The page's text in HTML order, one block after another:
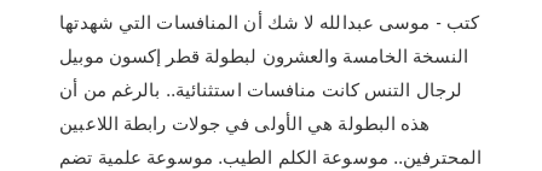
كتب - موسى عبدالله لا شك أن المنافسات التي شهدتها
النسخة الخامسة والعشرون لبطولة قطر إكسون موبيل
لرجال التنس كانت منافسات استثنائية.. بالرغم من أن
هذه البطولة هي الأولى في جولات رابطة اللاعبين
المحترفين.. موسوعة الكلم الطيب. موسوعة علمية تضم